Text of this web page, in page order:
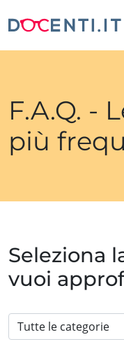
F.A.Q. -
più
Seleziona
vuoi